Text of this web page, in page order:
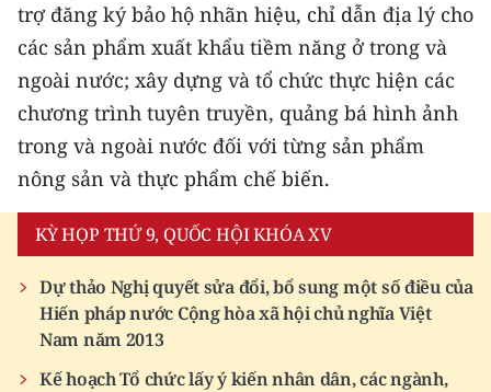
trợ đăng ký bảo hộ nhãn hiệu, chỉ dẫn địa lý cho
các sản phẩm xuất khẩu tiềm năng ở trong và
ngoài nước; xây dựng và tổ chức thực hiện các
chương trình tuyên truyền, quảng bá hình ảnh
trong và ngoài nước đối với từng sản phẩm
nông sản và thực phẩm chế biến.
KỲ HỌP THỨ 9, QUỐC HỘI KHÓA XV
Dự thảo Nghị quyết sửa đổi, bổ sung một số điều của
Hiến pháp nước Cộng hòa xã hội chủ nghĩa Việt
Nam năm 2013
Kế hoạch Tổ chức lấy ý kiến nhân dân, các ngành,